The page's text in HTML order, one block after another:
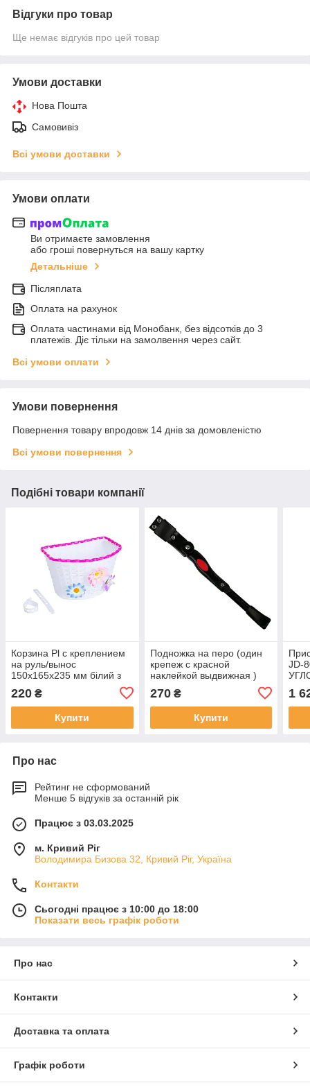
Відгуки про товар
Ще немає відгуків про цей товар
Умови доставки
Нова Пошта
Самовивіз
Всі умови доставки
Умови оплати
Ви отримаєте замовлення
або гроші повернуться на вашу картку
Детальніше
Післяплата
Оплата на рахунок
Оплата частинами від Монобанк, без відсотків до 3
платежів. Діє тільки на замолвення через сайт.
Всі умови оплати
Умови повернення
Повернення товару впродовж 14 днів за домовленістю
Всі умови повернення
Подібні товари компанії
Корзина Pl с креплением
на руль/вынос
150x165x235 мм білий з
BS22-02
220 ₴
Купити
Подножка на перо (один
крепеж с красной
наклейкой выдвижная )
270₴
Купити
JD-
1
Про нас
Рейтинг не сформований
Менше 5 відгуків за останній рік
Працює з 03.03.2025
м. Кривий Ріг
Володимира Бизова 32, Кривий Ріг, Україна
Контакти
Сьогодні працює з 10:00 до 18:00
Показати весь графік роботи
Про нас
Контакти
Доставка та оплата
Графік роботи